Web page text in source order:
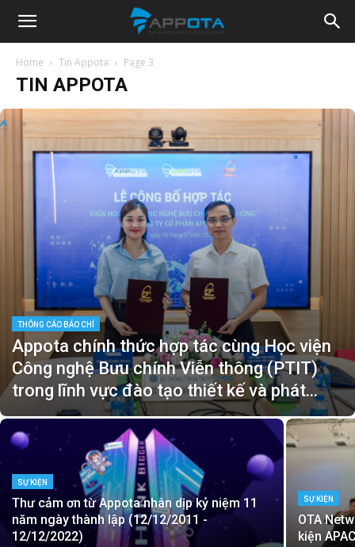
Appota
News
Home Tin Appota Page 3
TIN APPOTA
THÔNG CÁO BÁO CHÍ
Appota chính thức hợp tác cùng Học viện
Công nghệ Bưu chính Viễn thông (PTIT)
trong lĩnh vực đào tạo thiết kế và phát...
SỰ KIỆN
Thư cảm ơn từ Appota nhân dịp kỷ niệm 11
năm ngày thành lập (12/12/2011 -
12/12/2022)
SỰ KIỆN
OTA
kiện